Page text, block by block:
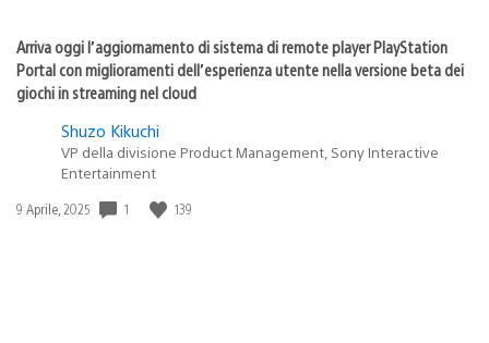
Arriva oggi l’aggiornamento di sistema di remote player PlayStation
Portal con miglioramenti dell’esperienza utente nella versione beta dei
giochi in streaming nel cloud
Shuzo Kikuchi
VP della divisione Product Management, Sony Interactive
Entertainment
Data
9 Aprile, 2025 1 139